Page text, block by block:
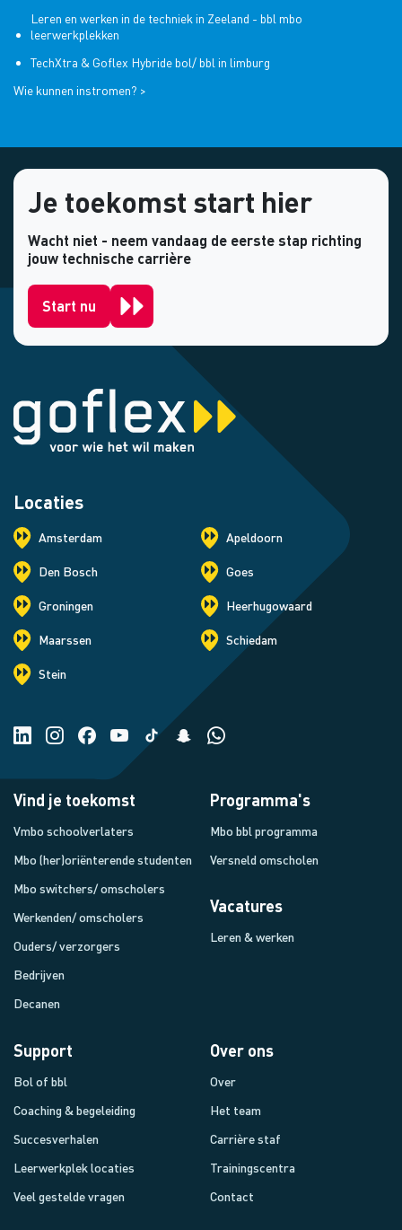
Leren en werken in de techniek in Zeeland - bbl mbo
leerwerkplekken
TechXtra & Goflex Hybride bol/ bbl in limburg
Wie kunnen instromen? >
Je toekomst start hier
Wacht niet - neem vandaag de eerste stap richting
jouw technische carrière
Start nu
Locaties
Amsterdam Apeldoorn
Den Bosch Goes
Groningen Heerhugowaard
Maarssen Schiedam
Stein
Vind je toekomst
Vmbo schoolverlaters
Mbo (her)oriënterende studenten
Mbo switchers/ omscholers
Werkenden/ omscholers
Ouders/ verzorgers
Bedrijven
Decanen
Programma's
Mbo bbl programma
Versneld omscholen
Vacatures
Leren & werken
Support
Bol of bbl
Coaching & begeleiding
Succesverhalen
Leerwerkplek locaties
Veel gestelde vragen
Over ons
Over
Het team
Carrière staf
Trainingscentra
Contact